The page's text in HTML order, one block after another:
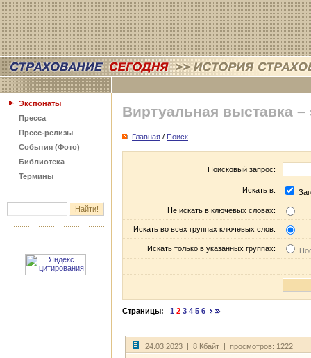
Экспонаты
Пресса
Пресс-релизы
События (Фото)
Библиотека
Термины
Виртуальная выставка –
Главная / Поиск
Поисковый запрос:
Искать в:
Не искать в ключевых словах:
Искать во всех группах ключевых слов:
Искать только в указанных группах:
Страницы: 1 2 3 4 5 6
24.03.2023 | 8 Кбайт | просмотров: 1222